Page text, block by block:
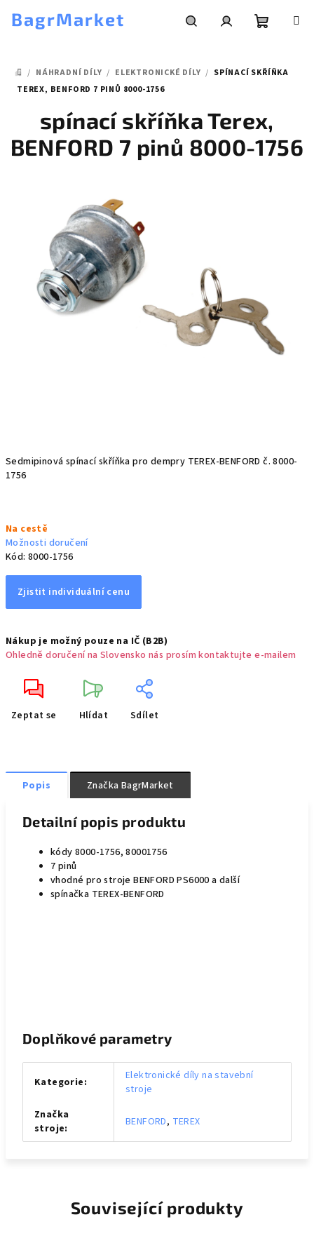
BagrMarket
DOMŮ
/ NÁHRADNÍ DÍLY / ELEKTRONICKÉ DÍLY / SPÍNACÍ SKŘÍŇKA
TEREX, BENFORD 7 PINŮ 8000-1756
Sedmipinová spínací skříňka pro dempry TEREX-BENFORD č. 8000-
1756
cena:
Na cestě
Možnosti doručení
Kód: 8000-1756
Zjistit individuální cenu
Nákup je možný pouze na IČ (B2B)
Ohledně doručení na Slovensko nás prosím kontaktujte e-mailem
Zeptat se Hlídat Sdílet
spínací skříňka Terex,
BENFORD 7 pinů 8000-1756
Popis Značka BagrMarket
Detailní popis produktu
kódy 8000-1756, 80001756
7 pinů
vhodné pro stroje BENFORD PS6000 a další
spínačka TEREX-BENFORD
Doplňkové parametry
Kategorie:
Elektronické díly na stavební
stroje
Značka
stroje: BENFORD, TEREX
Související produkty